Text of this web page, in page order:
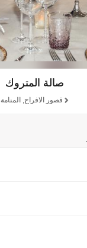
صالة المتروك
قصور الافراح, المنامة